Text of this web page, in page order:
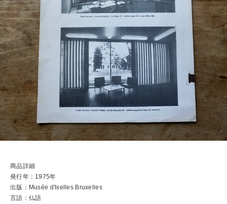
商品詳細
発行年：1975年
出版：Musée d'Ixelles Bruxelles
言語：仏語